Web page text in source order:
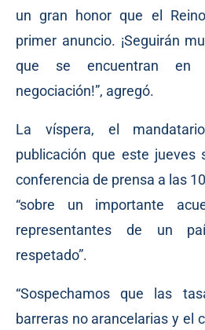
un gran honor que el
primer anuncio. ¡Seguirán
que se encuentran en
negociación!”, agregó.
La víspera, el
publicación que este jueves
conferencia de prensa a las
“sobre un importante
representantes de un
respetado”.
“Sospechamos que las
barreras no arancelarias y el